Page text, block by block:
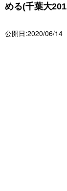
める(千葉大
公開日:2020/06/14